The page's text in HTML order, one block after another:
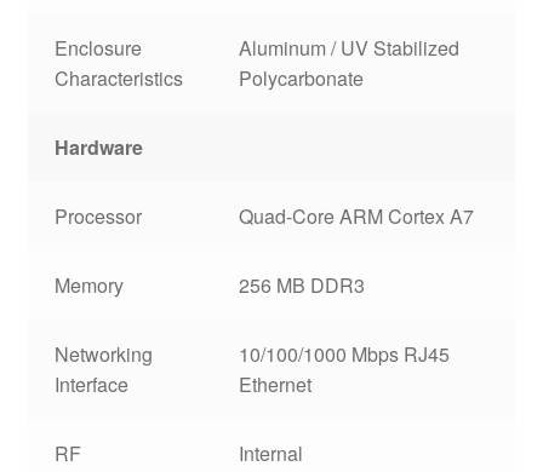
Enclosure
Characteristics
Aluminum / UV Stabilized
Polycarbonate
Hardware
Processor Quad-Core ARM Cortex A7
Memory 256 MB DDR3
Networking
Interface
10/100/1000 Mbps RJ45
Ethernet
RF
Internal